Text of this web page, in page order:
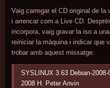
Vaig carregar el CD original de
i arrencar com a Live CD.
incorpora, vaig gravar la iso a
reiniciar la màquina i indicar que
trobar amb aquest missatge:
SYSLINUX 3.63 Debian-
2008 H. Peter Anvin